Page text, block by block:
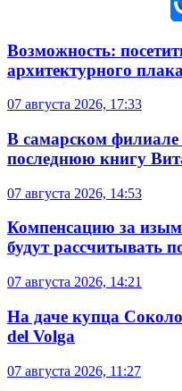
Возможность:
архитектурного
07 августа 2026, 17:33
В самарском филиале
последнюю книгу
07 августа 2026, 14:53
Компенсацию за
будут рассчитывать
07 августа 2026, 14:21
На даче купца
del Volga
07 августа 2026, 11:27